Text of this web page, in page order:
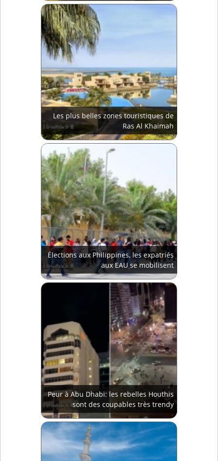
Les plus belles zones touristiques de
Ras Al Khaimah
Élections aux Philippines, les expatriés
aux EAU se mobilisent
Peur à Abu Dhabi: les rebelles Houthis
sont des coupables très trendy